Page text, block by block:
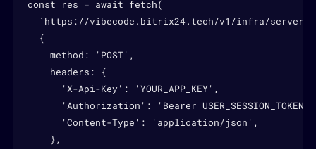
const res = await fetch(
`https://vibecode.bitrix24.tech/v1/infra/
  {
    method: 'POST',
    headers: {
      'X-Api-Key': 'YOUR_APP_KEY',
      'Authorization': 'Bearer USER_SESSION_TOKEN',
      'Content-Type': 'application/json',
    },